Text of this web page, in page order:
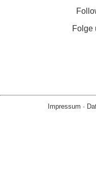
Folge
Impressum ·